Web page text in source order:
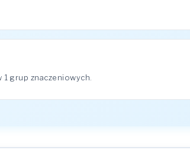
grup znaczeniowych.